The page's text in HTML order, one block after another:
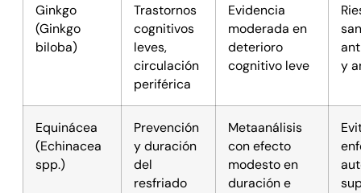
Ginkgo
(Ginkgo
biloba)
Trastornos
cognitivos
leves,
circulación
periférica
Evidencia
moderada en
deterioro
cognitivo leve
y
Equinácea
(Echinacea
spp.)
Prevención
y duración
del
resfriado
Metaanálisis
con efecto
modesto en
duración e